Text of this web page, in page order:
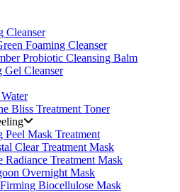
Cleanser
Foaming Cleanser
Probiotic Cleansing Balm
Gel Cleanser
Bliss Treatment Toner
Peel Mask Treatment
Clear Treatment Mask
Radiance Treatment Mask
Overnight Mask
Biocellulose Mask